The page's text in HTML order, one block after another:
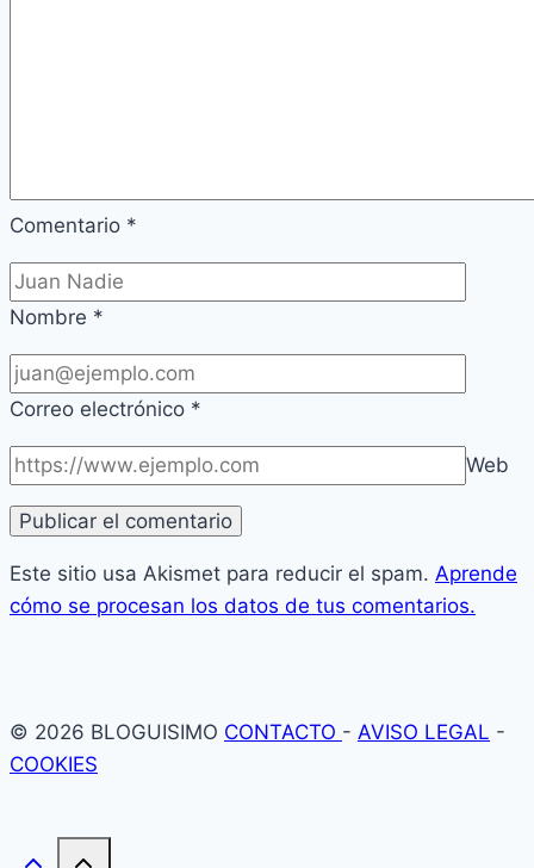
Comentario *
Nombre *
Correo electrónico *
Web
Este sitio usa Akismet para reducir el spam. Aprende
cómo se procesan los datos de tus comentarios.
© 2026 BLOGUISIMO CONTACTO - AVISO LEGAL -
COOKIES